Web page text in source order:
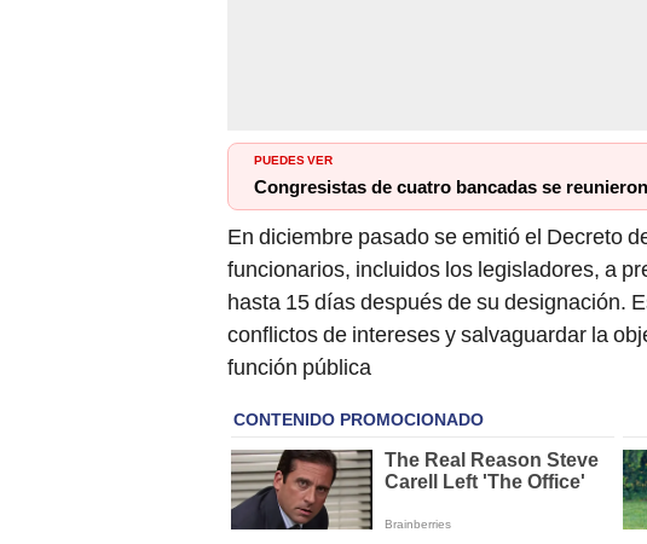
PUEDES VER
Congresistas de cuatro bancadas se
En diciembre pasado se emitió el Decreto
funcionarios, incluidos los legisladores, a
hasta 15 días después de su designación.
conflictos de intereses y salvaguardar la
función pública